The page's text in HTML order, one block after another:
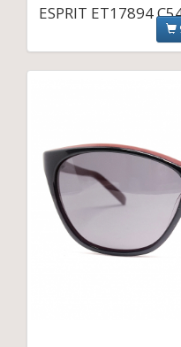
ESPRIT ET17894